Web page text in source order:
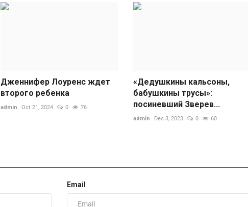
Дженнифер Лоуренс ждет
второго ребенка
admin Oct 21, 2024 0 76
«Дедушкины кальсоны,
бабушкины трусы»:
посиневший Зверев...
admin Dec 3, 2023 0 60
Email